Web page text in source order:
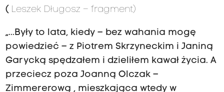
( Leszek Długosz – fragment)
„...Były to lata, kiedy – bez wahania mogę
powiedzieć – z Piotrem Skrzyneckim i Janiną
Garycką spędzałem i dzieliłem kawał życia. A
przeciecz poza Joanną Olczak –
Zimmererową , mieszkająca wtedy w